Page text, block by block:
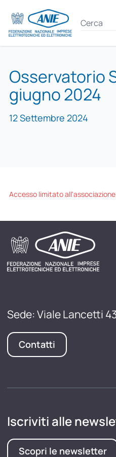
Osservatorio
giugno 2024
12 Settembre 2024
Accesso limitato all'associazione
Sede: Viale Lancetti
Contatti
Iscriviti alle
Scopri le newsletter